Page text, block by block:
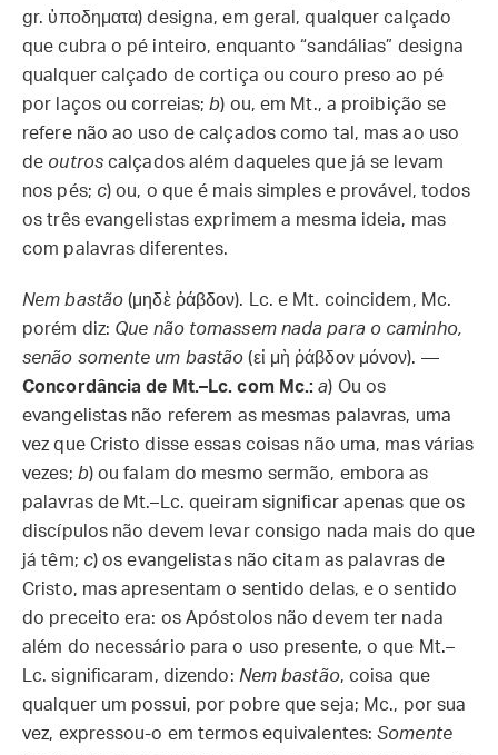
gr. ὑποδηματα) designa, em geral, qualquer calçado
que cubra o pé inteiro, enquanto “sandálias” designa
qualquer calçado de cortiça ou couro preso ao pé
por laços ou correias;b) ou, em Mt., a proibição se
refere não ao uso de calçados como tal, mas ao uso
de outroscalçados além daqueles que já se levam
nos pés; c) ou, o que é mais simples e provável, todos
os três evangelistas exprimem a mesma ideia, mas
com palavras diferentes.
Nem bastão (μηδὲ ῥάβδον). Lc. e Mt. coincidem, Mc.
porém diz: Que não tomassem nada para o caminho,
senão somente um bastão (εἰ μὴ ῥάβδον μόνον). —
Concordância de Mt.–Lc. com Mc.: a) Ou os
evangelistas não referem as mesmas palavras, uma
vez que Cristo disse essas coisas não uma, mas várias
vezes; b) ou falam do mesmo sermão, embora as
palavras de Mt.–Lc. queiram significar apenas que os
discípulos não devem levar consigo nada mais do que
já têm; c) os evangelistas não citam as palavras de
Cristo, mas apresentam o sentido delas, e o sentido
do preceito era: os Apóstolos não devem ter nada
além do necessário para o uso presente, o que Mt.–
Lc. significaram, dizendo: Nem bastão, coisa que
qualquer um possui, por pobre que seja; Mc., por sua
vez, expressou-o em termos equivalentes:Somente